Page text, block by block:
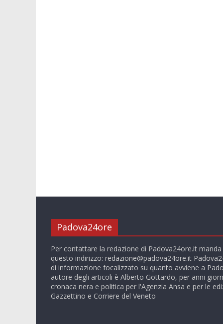
Padova24ore
Per contattare la redazione di Padova24ore.it
questo indirizzo: redazione@padova24ore.it
di informazione focalizzato su quanto avviene a
autore degli articoli è Alberto Gottardo, per anni
cronaca nera e politica per l'Agenzia Ansa e per le
Gazzettino e Corriere del Veneto